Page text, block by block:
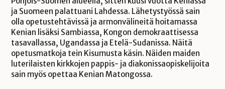
ja Suomeen palattuani Lahdessa. Lähetystyössä sain
olla opetustehtävissä ja armonvälineitä hoitamassa
Kenian lisäksi Sambiassa, Kongon demokraattisessa
tasavallassa, Ugandassa ja Etelä-Sudanissa. Näitä
opetusmatkoja tein Kisumusta käsin. Näiden maiden
luterilaisten kirkkojen pappis- ja diakonissaopiskelijoita
sain myös opettaa Kenian Matongossa.